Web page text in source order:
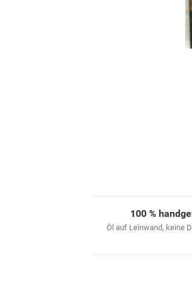
100 %
Öl auf Leinwand, keine